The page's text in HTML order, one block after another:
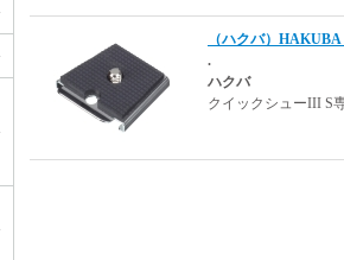
（ハクバ）
.
ハクバ
クイックシューIII S